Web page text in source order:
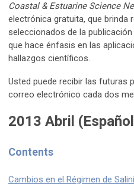
Coastal & Estuarine Science
electrónica gratuita, que brinda
seleccionados de la
que hace énfasis en las
hallazgos científicos.
Usted puede recibir las futuras
correo electrónico cada dos
2013 Abril
Contents
Cambios en el Régimen de